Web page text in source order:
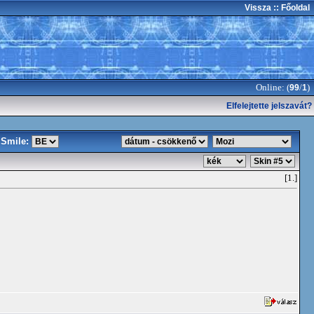
Vissza :: Főoldal
Online: (99/1)
Elfelejtette jelszavát?
Smile:
[1.]